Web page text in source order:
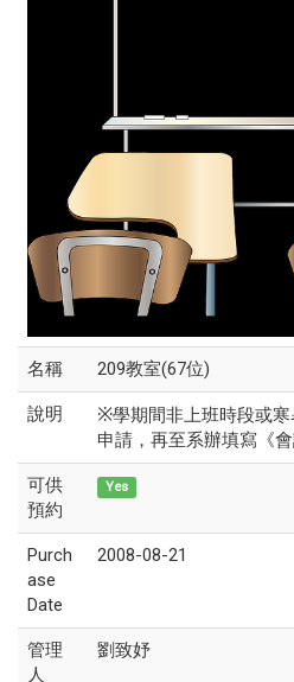
名稱 209教室(67位)
說明 ※學期間非上班時段或
申請，再至系辦填寫《
可供
預約
Yes
Purch
ase
Date
2008-08-21
管理
人
劉致妤